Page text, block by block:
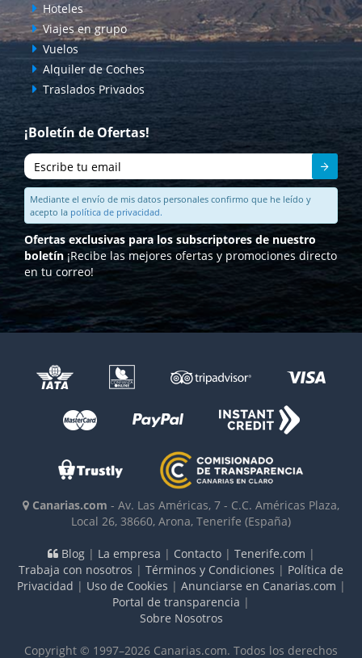
Hoteles
Viajes en grupo
Vuelos
Alquiler de Coches
Traslados Privados
¡Boletín de Ofertas!
Mediante el envío de mis datos personales confirmo que he leído y
acepto la política de privacidad.
Ofertas exclusivas para los subscriptores de nuestro
boletín ¡Recibe las mejores ofertas y promociones directo
en tu correo!
Canarias.com - Av. Las Américas, 7 - C.C. Américas Plaza,
Local 26, 38660, Arona, Tenerife (España)
Blog| La empresa | Contacto| Tenerife.com |
Trabaja con nosotros | Términos y Condiciones | Política de
Privacidad | Uso de Cookies | Anunciarse en Canarias.com |
Portal de transparencia |
Sobre Nosotros
Copyright © 1997–2026 Canarias.com. Todos los derechos